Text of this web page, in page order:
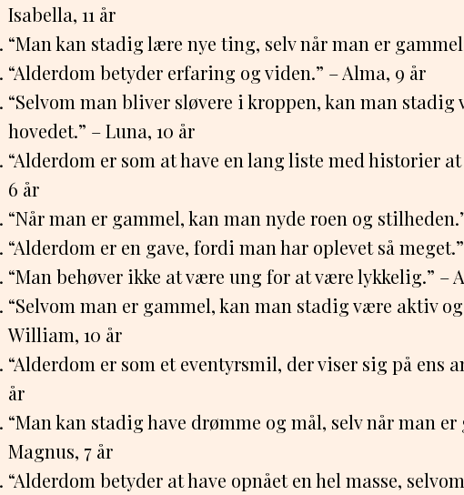
Isabella, 11 år
“Man kan stadig lære nye ting, selv når man er
“Alderdom betyder erfaring og viden.” – Alma, 9 år
“Selvom man bliver sløvere i kroppen, kan man stadig
hovedet.” – Luna, 10 år
“Alderdom er som at have en lang liste med historier
6 år
“Når man er gammel, kan man nyde roen og
“Alderdom er en gave, fordi man har oplevet så
“Man behøver ikke at være ung for at være lykkelig.” –
“Selvom man er gammel, kan man stadig være aktiv
William, 10 år
“Alderdom er som et eventyrsmil, der viser sig på ens
år
“Man kan stadig have drømme og mål, selv når man er
Magnus, 7 år
“Alderdom betyder at have opnået en hel masse,